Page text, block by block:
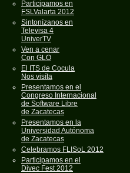
Participamos en
FSLValarta 2012
Sintonízanos en
Televisa 4
UniverTV
Ven a cenar
Con GLO
El ITS de Cocula
Nos visíta
Presentamos en el
Congreso Internacional
de Software Libre
de Zacatecas
Presentamos en la
Universidad Autónoma
de Zacatecas
Celebramos FLISoL 2012
Participamos en el
Divec Fest 2012